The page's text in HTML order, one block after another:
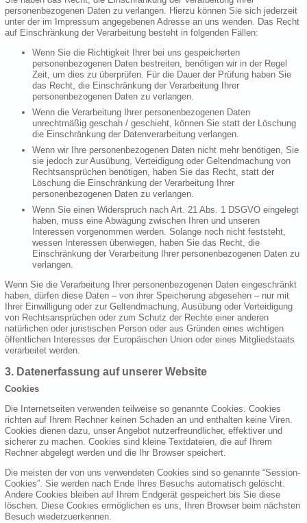
personenbezogenen Daten zu verlangen. Hierzu können Sie sich jederzeit
unter der im Impressum angegebenen Adresse an uns wenden. Das Recht
auf Einschränkung der Verarbeitung besteht in folgenden Fällen:
Wenn Sie die Richtigkeit Ihrer bei uns gespeicherten
personenbezogenen Daten bestreiten, benötigen wir in der Regel
Zeit, um dies zu überprüfen. Für die Dauer der Prüfung haben Sie
das Recht, die Einschränkung der Verarbeitung Ihrer
personenbezogenen Daten zu verlangen.
Wenn die Verarbeitung Ihrer personenbezogenen Daten
unrechtmäßig geschah / geschieht, können Sie statt der Löschung
die Einschränkung der Datenverarbeitung verlangen.
Wenn wir Ihre personenbezogenen Daten nicht mehr benötigen, Sie
sie jedoch zur Ausübung, Verteidigung oder Geltendmachung von
Rechtsansprüchen benötigen, haben Sie das Recht, statt der
Löschung die Einschränkung der Verarbeitung Ihrer
personenbezogenen Daten zu verlangen.
Wenn Sie einen Widerspruch nach Art. 21 Abs. 1 DSGVO eingelegt
haben, muss eine Abwägung zwischen Ihren und unseren
Interessen vorgenommen werden. Solange noch nicht feststeht,
wessen Interessen überwiegen, haben Sie das Recht, die
Einschränkung der Verarbeitung Ihrer personenbezogenen Daten zu
verlangen.
Wenn Sie die Verarbeitung Ihrer personenbezogenen Daten eingeschränkt
haben, dürfen diese Daten – von ihrer Speicherung abgesehen – nur mit
Ihrer Einwilligung oder zur Geltendmachung, Ausübung oder Verteidigung
von Rechtsansprüchen oder zum Schutz der Rechte einer anderen
natürlichen oder juristischen Person oder aus Gründen eines wichtigen
öffentlichen Interesses der Europäischen Union oder eines Mitgliedstaats
verarbeitet werden.
3. Datenerfassung auf unserer Website
Cookies
Die Internetseiten verwenden teilweise so genannte Cookies. Cookies
richten auf Ihrem Rechner keinen Schaden an und enthalten keine Viren.
Cookies dienen dazu, unser Angebot nutzerfreundlicher, effektiver und
sicherer zu machen. Cookies sind kleine Textdateien, die auf Ihrem
Rechner abgelegt werden und die Ihr Browser speichert.
Die meisten der von uns verwendeten Cookies sind so genannte “Session-
Cookies”. Sie werden nach Ende Ihres Besuchs automatisch gelöscht.
Andere Cookies bleiben auf Ihrem Endgerät gespeichert bis Sie diese
löschen. Diese Cookies ermöglichen es uns, Ihren Browser beim nächsten
Besuch wiederzuerkennen.